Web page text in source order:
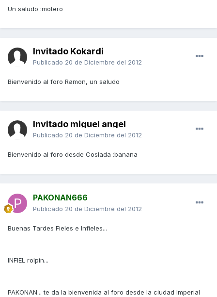
Un saludo :motero
Invitado Kokardi
Publicado 20 de Diciembre del 2012
Bienvenido al foro Ramon, un saludo
Invitado miguel angel
Publicado 20 de Diciembre del 2012
Bienvenido al foro desde Coslada :banana
PAKONAN666
Publicado 20 de Diciembre del 2012
Buenas Tardes Fieles e Infieles...
INFIEL rolpin...
PAKONAN... te da la bienvenida al foro desde la ciudad Imperial